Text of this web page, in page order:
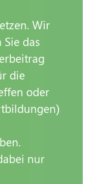
Wir
das
die
oder
nur